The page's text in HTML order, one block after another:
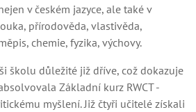
v českém jazyce, ale také v
přírodověda, vlastivěda,
chemie, fyzika, výchovy.
školu důležité již dříve, což dokazuje
Základní kurz RWCT -
myšlení. Již čtyři učitelé získali